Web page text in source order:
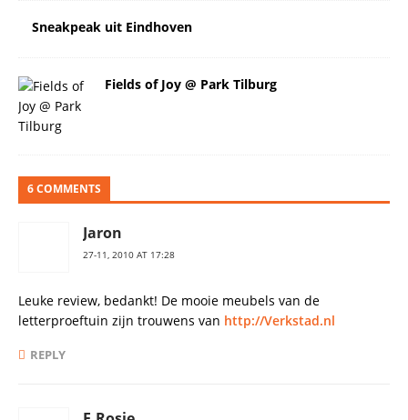
Sneakpeak uit Eindhoven
Fields of Joy @ Park Tilburg
6 COMMENTS
Jaron
27-11, 2010 AT 17:28
Leuke review, bedankt! De mooie meubels van de
letterproeftuin zijn trouwens van http://Verkstad.nl
REPLY